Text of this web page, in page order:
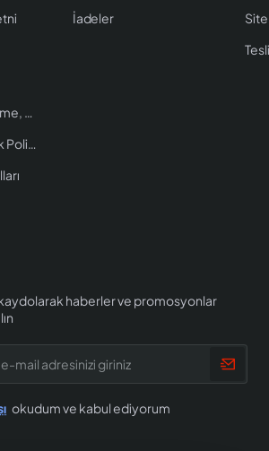
Kişisel Verileri İşleme, Saklama ve İmha Politikası
Gizlilik ve Güvenlik Politikası
İadeler
Site
haberler ve promosyonlar
okudum ve kabul ediyorum